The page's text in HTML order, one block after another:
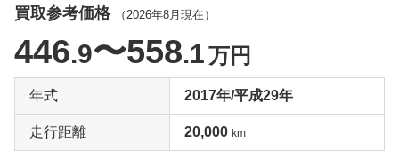
買取参考価格 （ 2026年8月 現在）
446.9〜558.1万円
年式 2017年/平成29年
走行距離 20,000 km